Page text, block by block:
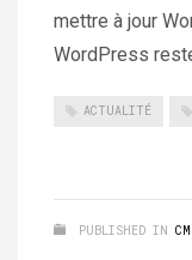
mettre à jour
WordPress
ACTUALITÉ
PUBLISHED IN